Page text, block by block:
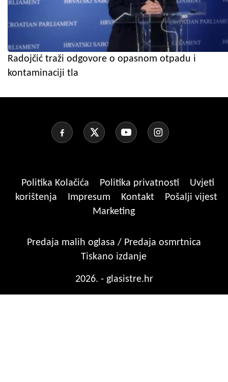
Radojčić traži odgovore o opasnom otpadu i
kontaminaciji tla
Politika Kolačića Politika privatnosti
Uvjeti
korištenja
Impresum Kontakt
Pošalji vijest
Marketing
Predaja malih oglasa / Predaja osmrtnica
Tiskano izdanje
2026. - glasistre.hr